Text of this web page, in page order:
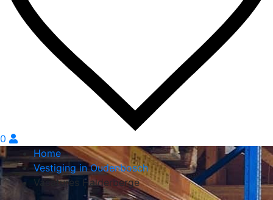
0
Home
Vestiging in Oudenbosch
Vacatures Halderberge